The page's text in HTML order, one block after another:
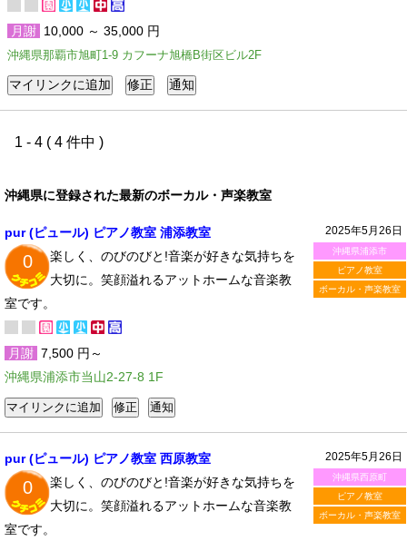
月謝 10,000 ～ 35,000 円
沖縄県那覇市旭町1-9 カフーナ旭橋B街区ビル2F
1 - 4 ( 4 件中 )
沖縄県に登録された最新のボーカル・声楽教室
2025年5月26日
沖縄県浦添市
ピアノ教室
ボーカル・声楽教室
pur (ピュール) ピアノ教室 浦添教室
0
楽しく、のびのびと!音楽が好きな気持ちを
大切に。笑顔溢れるアットホームな音楽教
室です。
月謝 7,500 円～
沖縄県浦添市当山2-27-8 1F
2025年5月26日
沖縄県西原町
ピアノ教室
ボーカル・声楽教室
pur (ピュール) ピアノ教室 西原教室
0
楽しく、のびのびと!音楽が好きな気持ちを
大切に。笑顔溢れるアットホームな音楽教
室です。